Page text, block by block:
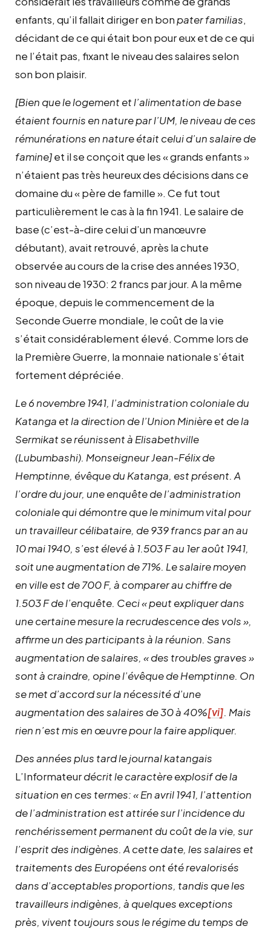
enfants, qu’il fallait diriger en bonpater familias,
décidant de ce qui était bon pour eux et de ce qui
ne l’était pas, fixant le niveau des salaires selon
son bon plaisir.
[Bien que le logement et l’alimentation de base
étaient fournis en nature par l’UM, le niveau de ces
rémunérations en nature était celui d’un salaire de
famine]et il se conçoit que les « grands enfants »
n’étaient pas très heureux des décisions dans ce
domaine du « père de famille ». Ce fut tout
particulièrement le cas à la fin 1941. Le salaire de
base (c’est-à-dire celui d’un manœuvre
débutant), avait retrouvé, après la chute
observée au cours de la crise des années 1930,
son niveau de 1930: 2 francs par jour. A la même
époque, depuis le commencement de la
Seconde Guerre mondiale, le coût de la vie
s’était considérablement élevé. Comme lors de
la Première Guerre, la monnaie nationale s’était
fortement dépréciée.
Le 6 novembre 1941, l’administration coloniale du
Katanga et la direction de l’Union Minière et de la
Sermikat se réunissent à Elisabethville
(Lubumbashi). Monseigneur Jean-Félix de
Hemptinne, évêque du Katanga, est présent. A
l’ordre du jour, une enquête de l’administration
coloniale qui démontre que le minimum vital pour
un travailleur célibataire, de 939 francs par an au
10 mai 1940, s’est élevé à 1.503 F au 1er août 1941,
soit une augmentation de 71%. Le salaire moyen
en ville est de 700 F, à comparer au chiffre de
1.503 F de l’enquête. Ceci « peut expliquer dans
une certaine mesure la recrudescence des vols »,
affirme un des participants à la réunion. Sans
augmentation de salaires, « des troubles graves »
sont à craindre, opine l’évêque de Hemptinne. On
se met d’accord sur la nécessité d’une
augmentation des salaires de 30 à 40%[vi]. Mais
rien n’est mis en œuvre pour la faire appliquer.
Des années plus tard le journal katangais
L’Informateurdécrit le caractère explosif de la
situation en ces termes: « En avril 1941, l’attention
de l’administration est attirée sur l’incidence du
renchérissement permanent du coût de la vie, sur
l’esprit des indigènes. A cette date, les salaires et
traitements des Européens ont été revalorisés
dans d’acceptables proportions, tandis que les
travailleurs indigènes, à quelques exceptions
près, vivent toujours sous le régime du temps de